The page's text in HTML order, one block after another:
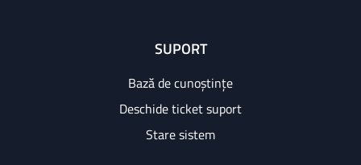
SUPORT
Bază de cunoștințe
Deschide ticket suport
Stare sistem